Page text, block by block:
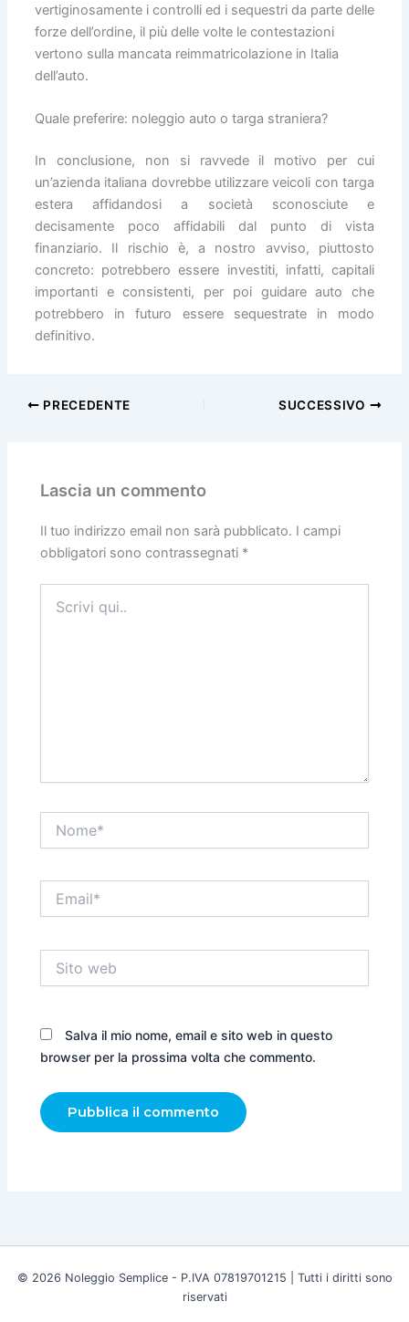
vertiginosamente i controlli ed i sequestri da parte delle
forze dell’ordine, il più delle volte le contestazioni
vertono sulla mancata reimmatricolazione in Italia
dell’auto.
Quale preferire: noleggio auto o targa straniera?
In conclusione, non si ravvede il motivo per cui
un’azienda italiana dovrebbe utilizzare veicoli con targa
estera affidandosi a società sconosciute e
decisamente poco affidabili dal punto di vista
finanziario. Il rischio è, a nostro avviso, piuttosto
concreto: potrebbero essere investiti, infatti, capitali
importanti e consistenti, per poi guidare auto che
potrebbero in futuro essere sequestrate in modo
definitivo.
PRECEDENTE SUCCESSIVO
Lascia un commento
Il tuo indirizzo email non sarà pubblicato. I campi
obbligatori sono contrassegnati *
qui..
web
Salva il mio nome, email e sito web in questo
browser per la prossima volta che commento.
© 2026 Noleggio Semplice - P.IVA 07819701215 | Tutti i diritti sono
riservati